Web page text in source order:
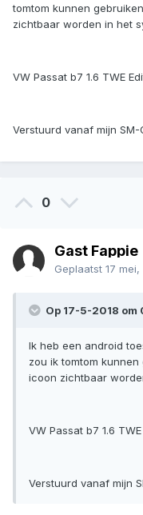
tomtom kunnen
zichtbaar worden in het
VW Passat b7 1.6 TWE
Verstuurd vanaf mijn
0
Gast Fappie
Geplaatst 17 mei,
Op 17-5-2018
Ik heb een android
zou ik tomtom
icoon zichtbaar
VW Passat b7 1.6
Verstuurd vanaf mijn